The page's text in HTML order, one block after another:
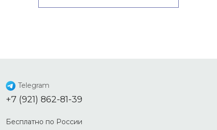
Telegram
+7 (921) 862-81-39
Бесплатно по России